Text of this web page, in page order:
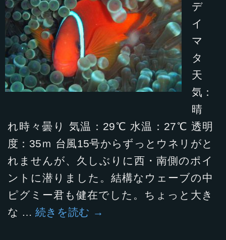
デ
イ
マ
タ
天
気：
晴
れ時々曇り 気温：29℃ 水温：27℃ 透明
度：35ｍ 台風15号からずっとウネリがと
れませんが、久しぶりに西・南側のポイ
ントに潜りました。結構なウェーブの中
ピグミー君も健在でした。ちょっと大き
な … 続きを読む →